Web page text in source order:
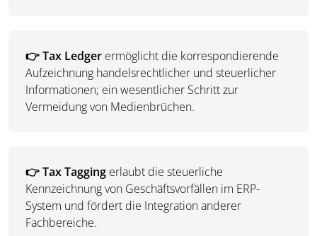
👉 Tax Ledger ermöglicht die korrespondierende
Aufzeichnung handelsrechtlicher und steuerlicher
Informationen; ein wesentlicher Schritt zur
Vermeidung von Medienbrüchen.
👉 Tax Tagging erlaubt die steuerliche
Kennzeichnung von Geschäftsvorfällen im ERP-
System und fördert die Integration anderer
Fachbereiche.